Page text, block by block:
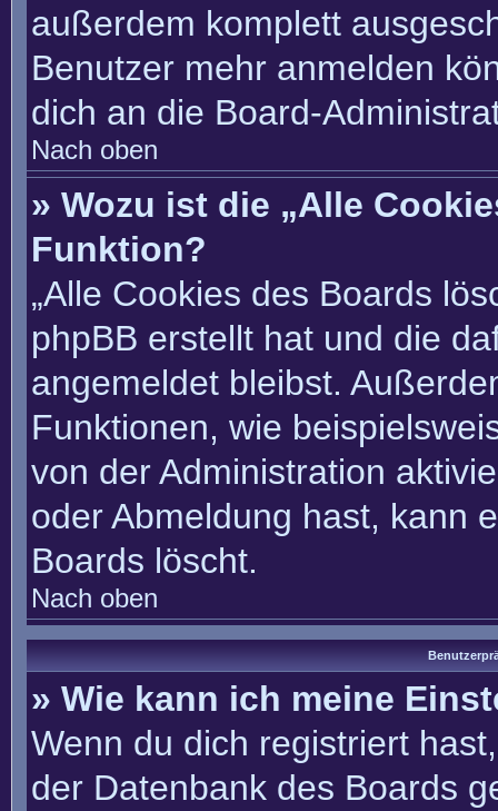
außerdem komplett
Benutzer mehr anmelden
dich an die Board-
Nach oben
» Wozu ist die „Alle
Funktion?
„Alle Cookies des Boards
phpBB erstellt hat und die
angemeldet bleibst.
Funktionen, wie
von der Administration
oder Abmeldung hast, kann
Boards löscht.
Nach oben
» Wie kann ich meine
Wenn du dich registriert
der Datenbank des Boards